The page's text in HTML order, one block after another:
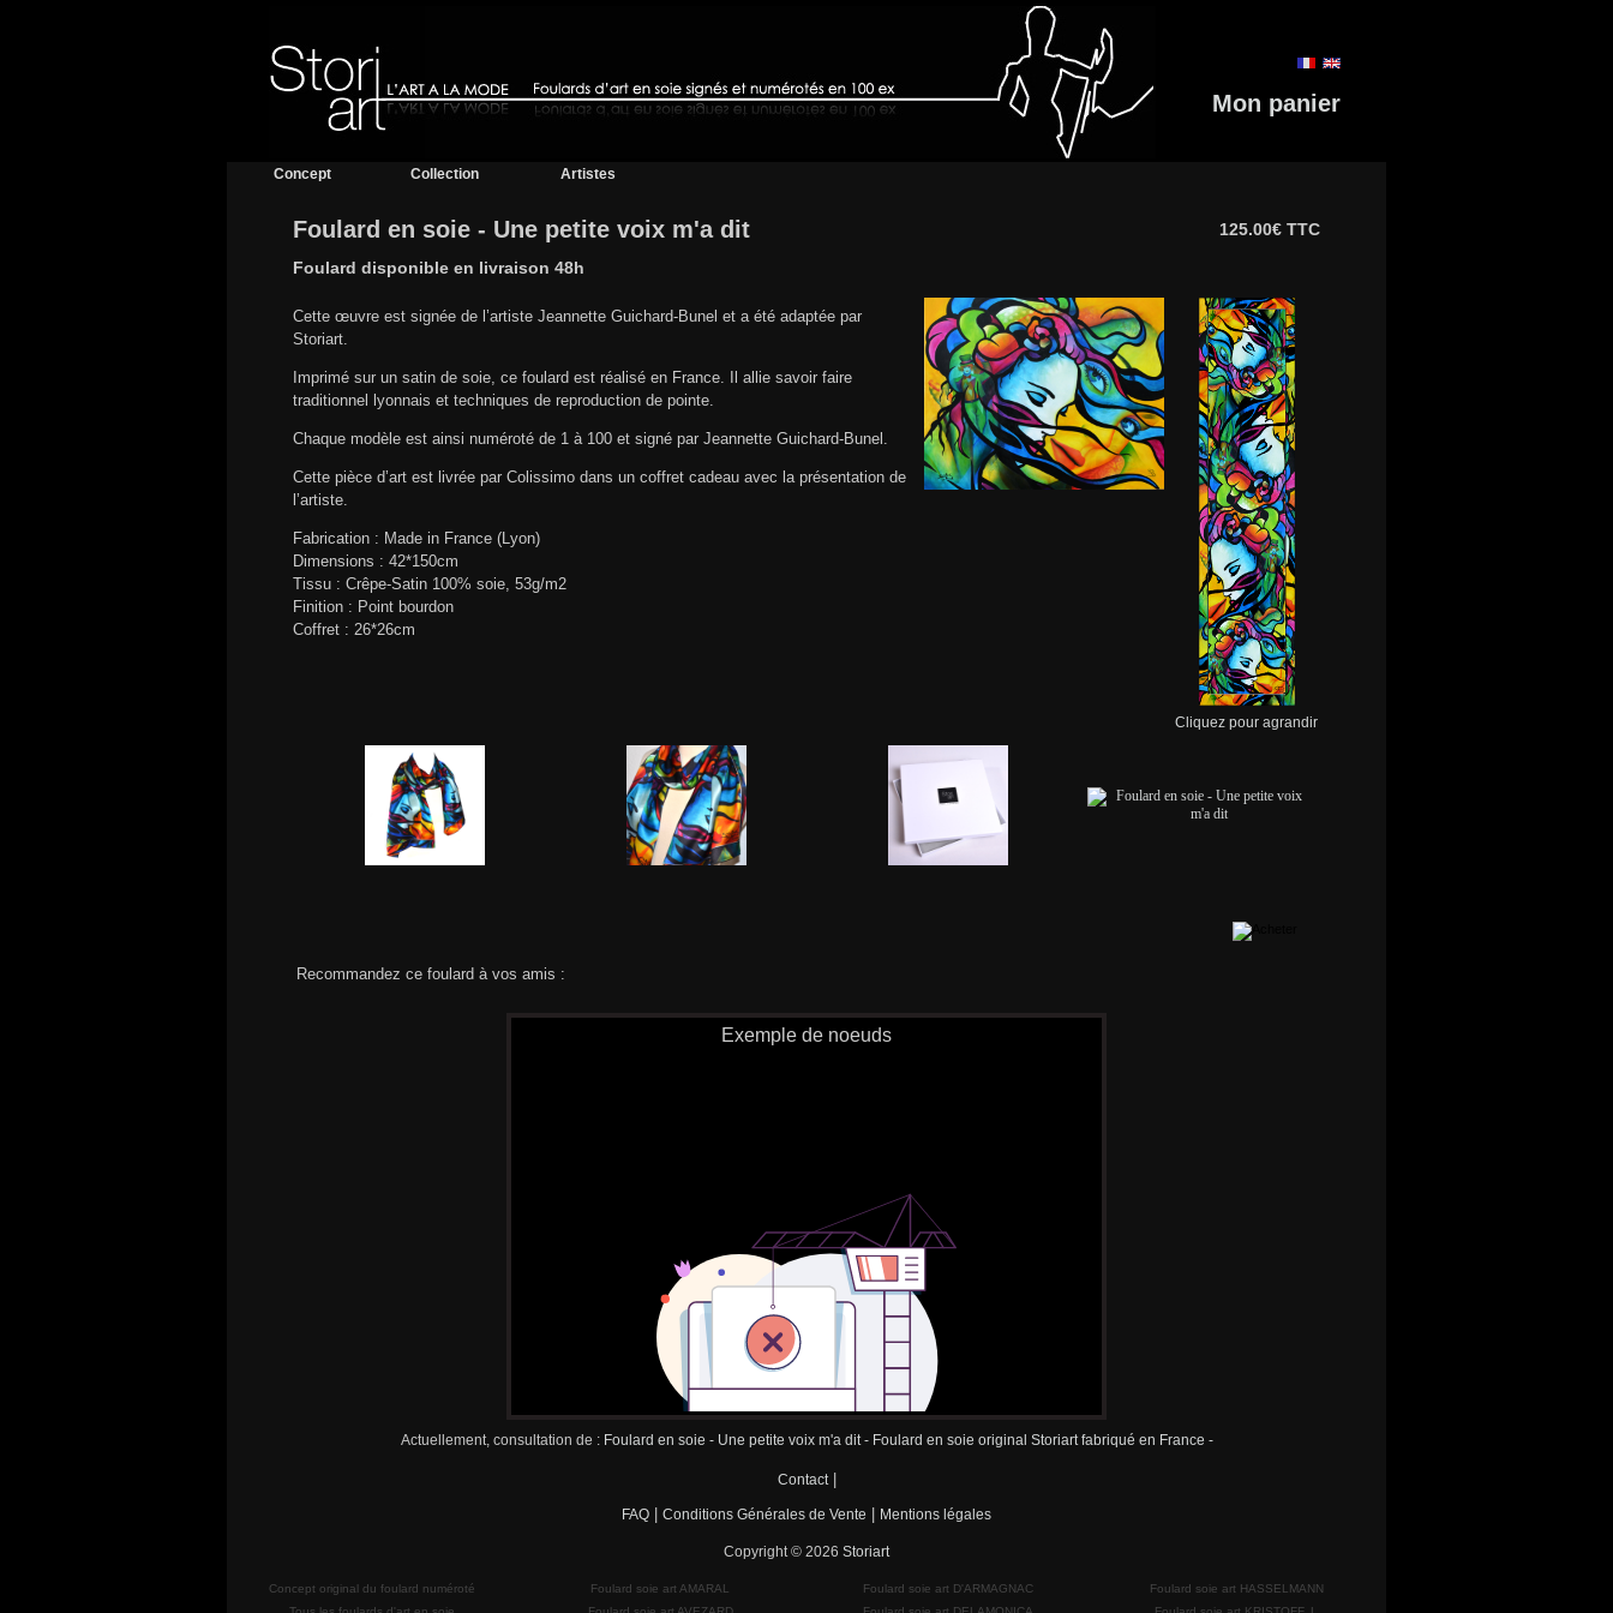
Mon panier
Concept Collection Artistes
Foulard en soie - Une petite voix m'a dit
125.00€ TTC
Foulard disponible en livraison 48h
Cliquez pour agrandir
Cette œuvre est signée de l’artiste Jeannette Guichard-Bunel et a été adaptée par
Storiart.
Imprimé sur un satin de soie, ce foulard est réalisé en France. Il allie savoir faire
traditionnel lyonnais et techniques de reproduction de pointe.
Chaque modèle est ainsi numéroté de 1 à 100 et signé par Jeannette Guichard-Bunel.
Cette pièce d’art est livrée par Colissimo dans un coffret cadeau avec la présentation de
l’artiste.
Fabrication : Made in France (Lyon)
Dimensions : 42*150cm
Tissu : Crêpe-Satin 100% soie, 53g/m2
Finition : Point bourdon
Coffret : 26*26cm
Recommandez ce foulard à vos amis :
Exemple de noeuds
Actuellement, consultation de : Foulard en soie - Une petite voix m'a dit - Foulard en soie original Storiart fabriqué en France -
Contact|
FAQ Conditions Générales de Vente Mentions légales
Copyright © 2026 Storiart
Concept original du foulard numéroté
Foulard soie art AMARAL
Foulard soie art D'ARMAGNAC
Foulard soie art HASSELMANN